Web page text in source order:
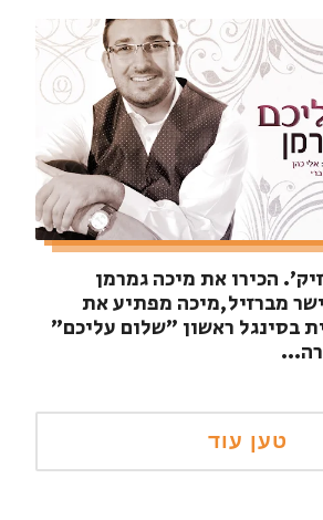
הכירו את מיכה גמרמן
מברזיל,מיכה מפתיע את
בסינגל ראשון "שלום עליכם"